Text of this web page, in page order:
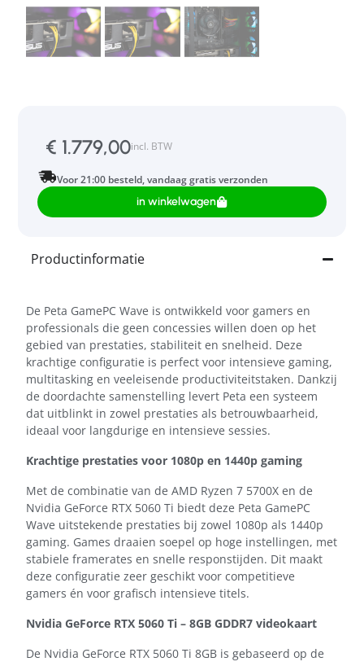
€ 1.779,00incl. BTW
Voor 21:00 besteld, vandaag gratis verzonden
in winkelwagen
Productinformatie
De Peta GamePC Wave is ontwikkeld voor gamers en
professionals die geen concessies willen doen op het
gebied van prestaties, stabiliteit en snelheid. Deze
krachtige configuratie is perfect voor intensieve gaming,
multitasking en veeleisende productiviteitstaken. Dankzij
de doordachte samenstelling levert Peta een systeem
dat uitblinkt in zowel prestaties als betrouwbaarheid,
ideaal voor langdurige en intensieve sessies.
Krachtige prestaties voor 1080p en 1440p gaming
Met de combinatie van de AMD Ryzen 7 5700X en de
Nvidia GeForce RTX 5060 Ti biedt deze Peta GamePC
Wave uitstekende prestaties bij zowel 1080p als 1440p
gaming. Games draaien soepel op hoge instellingen, met
stabiele framerates en snelle responstijden. Dit maakt
deze configuratie zeer geschikt voor competitieve
gamers én voor grafisch intensieve titels.
Nvidia GeForce RTX 5060 Ti – 8GB GDDR7 videokaart
De Nvidia GeForce RTX 5060 Ti 8GB is gebaseerd op de